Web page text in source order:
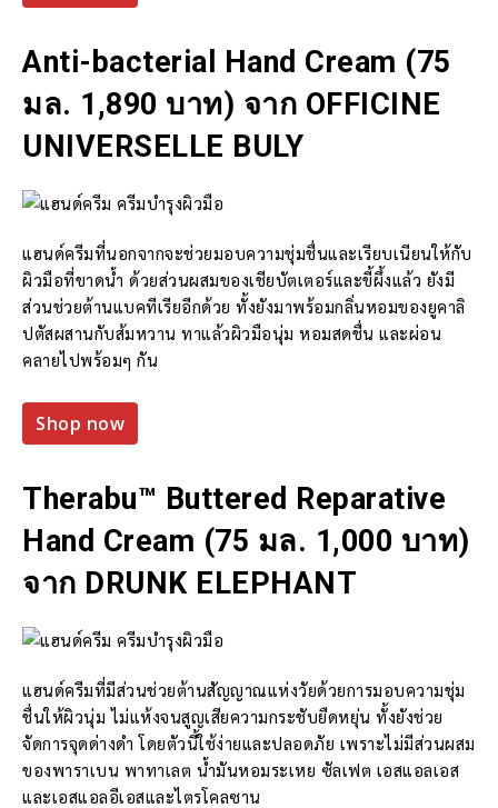
Anti-bacterial Hand Cream (75
มล. 1,890 บาท) จาก OFFICINE
UNIVERSELLE BULY
แฮนด์ครีมที่นอกจากจะช่วยมอบความชุ่มชื่นและเรียบเนียนให้กับ
ผิวมือที่ขาดน้ำ ด้วยส่วนผสมของเชียบัตเตอร์และขี้ผึ้งแล้ว ยังมี
ส่วนช่วยต้านแบคทีเรียอีกด้วย ทั้งยังมาพร้อมกลิ่นหอมของยูคาลิ
ปตัสผสานกับส้มหวาน ทาแล้วผิวมือนุ่ม หอมสดชื่น และผ่อน
คลายไปพร้อมๆ กัน
Shop now
Therabu™ Buttered Reparative
Hand Cream (75 มล. 1,000 บาท)
จาก DRUNK ELEPHANT
แฮนด์ครีมที่มีส่วนช่วยต้านสัญญาณแห่งวัยด้วยการมอบความชุ่ม
ชื่นให้ผิวนุ่ม ไม่แห้งจนสูญเสียความกระชับยืดหยุ่น ทั้งยังช่วย
จัดการจุดด่างดำ โดยตัวนี้ใช้ง่ายและปลอดภัย เพราะไม่มีส่วนผสม
ของพาราเบน พาทาเลต น้ำมันหอมระเหย ซัลเฟต เอสแอลเอส
และเอสแอลอีเอสและไตรโคลซาน